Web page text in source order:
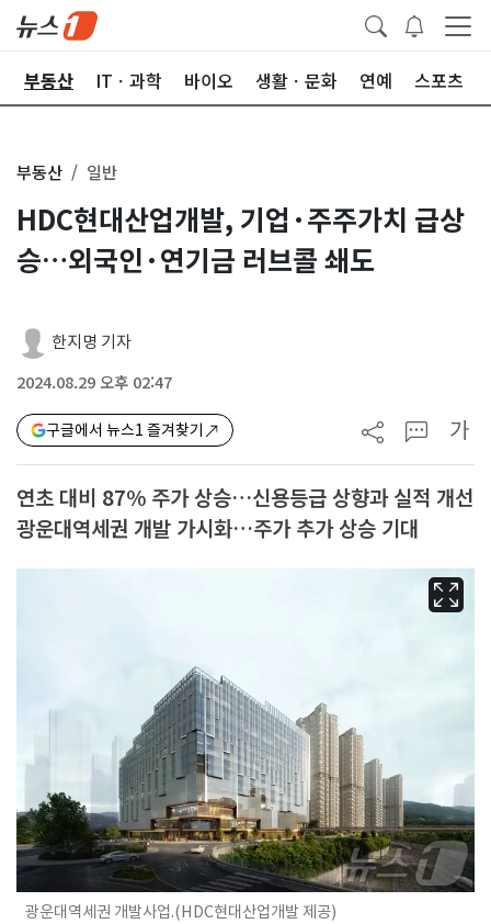
부동산 ITㆍ과학 바이오 생활ㆍ문화 연예 스포츠
부동산 일반
HDC현대산업개발, 기업·주주가치 급상
승…외국인·연기금 러브콜 쇄도
한지명 기자
2024.08.29 오후 02:47
구글에서 뉴스1 즐겨찾기 가
연초 대비 87% 주가 상승…신용등급 상향과 실적 개선
광운대역세권 개발 가시화…주가 추가 상승 기대
광운대역세권 개발사업.(HDC현대산업개발 제공)